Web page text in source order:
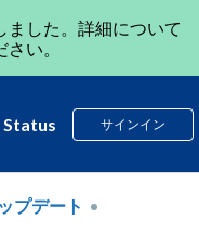
ました。詳細について
い。
Status サインイン
プデート